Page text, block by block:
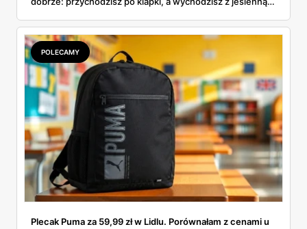
pojawi się w gazetkach w przyszłym tygodniu i czy jest
sens kupować jesień, zanim skończą się wakacje.
POLECAMY
Plecak Puma za 59,99 zł w Lidlu. Porównałam z cenami u